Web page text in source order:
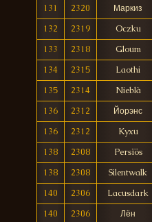
131
2320
Маркиз
132
2319
Oczku
133
2318
Gloum
134
2315
Laothi
135
2314
Nieblà
136
2312
Йорэнс
136
2312
Kyxu
138
2308
Persïös
138
2308
Silentwalk
140
2306
Lacusdark
140
2306
Лён